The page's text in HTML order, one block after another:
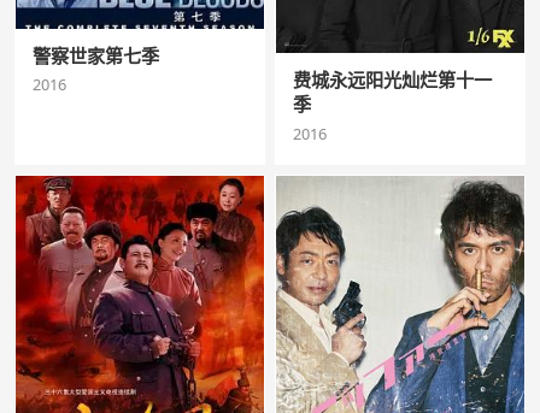
警察世家第七季
2016
费城永远阳光灿烂第十一
季
2016